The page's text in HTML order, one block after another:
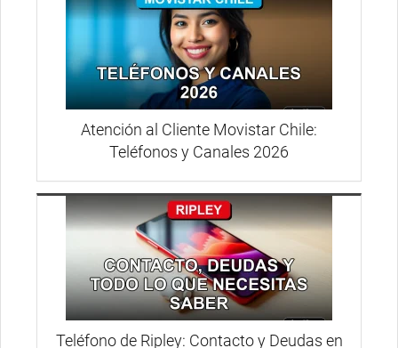
Atención al Cliente Movistar Chile:
Teléfonos y Canales 2026
Teléfono de Ripley: Contacto y Deudas en